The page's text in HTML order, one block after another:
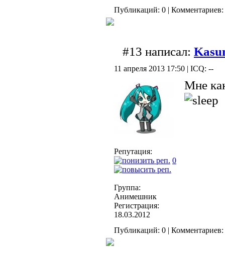
Публикаций: 0 | Комментариев:
#13 написал:
11 апреля 2013 17:50 | ICQ: --
Репутация:
0
Группа:
Анимешник
Регистрация:
18.03.2012
Мне
Публикаций: 0 | Комментариев: